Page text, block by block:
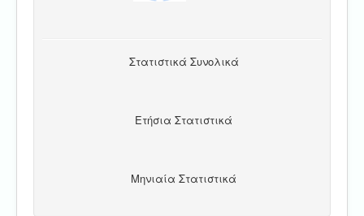
Στατιστικά Συνολικά
Ετήσια Στατιστικά
Μηνιαία Στατιστικά